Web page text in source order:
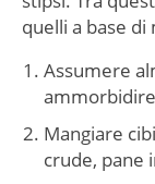
quelli a base
Assumere
Mangiare
crude, pane